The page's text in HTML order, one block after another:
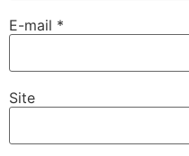
E-mail *
Site